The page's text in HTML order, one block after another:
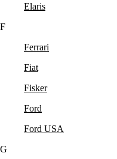
Elaris
F
Ferrari
Fiat
Fisker
Ford
Ford USA
G